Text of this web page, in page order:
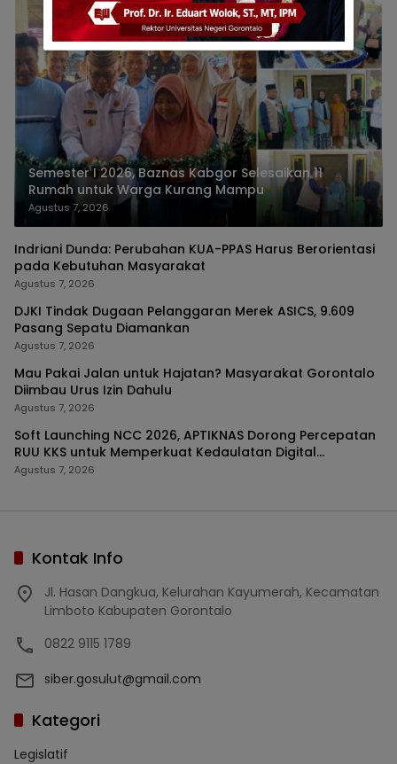
Semester I 2026, Baznas Kabgor Selesaikan 11
Rumah untuk Warga Kurang Mampu
Agustus 7, 2026
Indriani Dunda: Perubahan KUA-PPAS Harus Berorientasi
pada Kebutuhan Masyarakat
Agustus 7, 2026
DJKI Tindak Dugaan Pelanggaran Merek ASICS, 9.609
Pasang Sepatu Diamankan
Agustus 7, 2026
Mau Pakai Jalan untuk Hajatan? Masyarakat Gorontalo
Diimbau Urus Izin Dahulu
Agustus 7, 2026
Soft Launching NCC 2026, APTIKNAS Dorong Percepatan
RUU KKS untuk Memperkuat Kedaulatan Digital
Indonesia
Agustus 7, 2026
Kontak Info
Jl. Hasan Dangkua, Kelurahan Kayumerah, Kecamatan
Limboto Kabupaten Gorontalo
0822 9115 1789
siber.gosulut@gmail.com
Kategori
Legislatif